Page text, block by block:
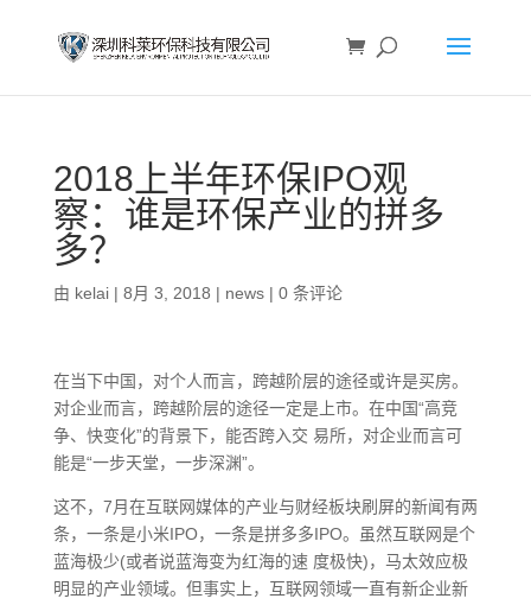
2018上半年环保IPO观
察：谁是环保产业的拼多
多？
由 kelai| 8月 3, 2018 | news| 0 条评论
在当下中国，对个人而言，跨越阶层的途径或许是买房。
对企业而言，跨越阶层的途径一定是上市。在中国“高竞
争、快变化”的背景下，能否跨入交 易所，对企业而言可
能是“一步天堂，一步深渊”。
这不，7月在互联网媒体的产业与财经板块刷屏的新闻有两
条，一条是小米IPO，一条是拼多多IPO。虽然互联网是个
蓝海极少(或者说蓝海变为红海的速 度极快)，马太效应极
明显的产业领域。但事实上，互联网领域一直有新企业新